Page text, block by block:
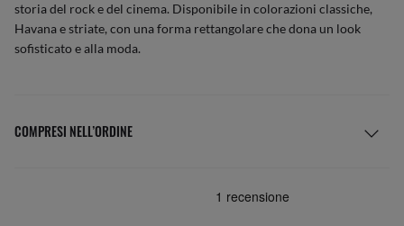
storia del rock e del cinema. Disponibile in colorazioni classiche,
Havana e striate, con una forma rettangolare che dona un look
sofisticato e alla moda.
COMPRESI NELL’ORDINE